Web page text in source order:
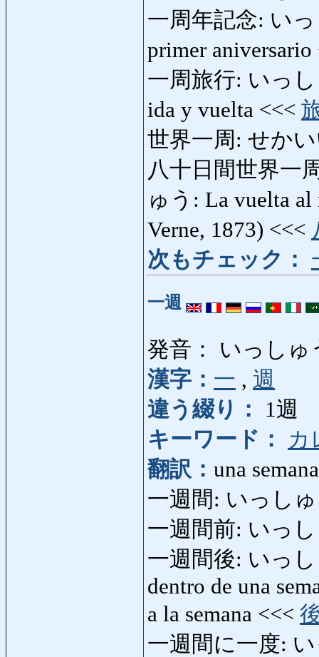
一周年記念: い
primer
一周旅行: いっ
ida y vuelta <<<
世界一周: せか
八十日間世界一
ゅう: La vuelta al
Verne, 1873) <<<
次もチェック：
一週
発音： いっしゅ
漢字： 一 , 週
違う綴り：
1週
キーワード：
カ
翻訳： una semana
一週間: いっし
一週間前: いっし
一週間後: いっし
dentro de una
a la semana <<<
一週間に一度: